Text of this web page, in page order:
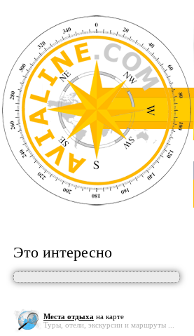
Это интересно
Места отдыха на карте
Туры, отели, экскурсии и маршруты ...